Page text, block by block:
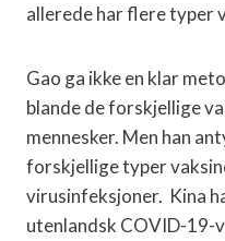
allerede har flere typer
Gao ga ikke en klar
blande de forskjellige
mennesker. Men han
forskjellige typer
virusinfeksjoner. Kina
utenlandsk COVID-19-